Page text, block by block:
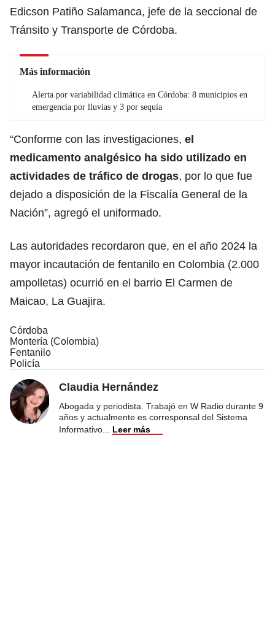
Edicson Patiño Salamanca, jefe de la seccional de
Tránsito y Transporte de Córdoba.
Más información
Alerta por variabilidad climática en Córdoba: 8 municipios en
emergencia por lluvias y 3 por sequía
“Conforme con las investigaciones, el
medicamento analgésico ha sido utilizado en
actividades de tráfico de drogas, por lo que fue
dejado a disposición de la Fiscalía General de la
Nación”, agregó el uniformado.
Las autoridades recordaron que, en el año 2024 la
mayor incautación de fentanilo en Colombia (2.000
ampolletas) ocurrió en el barrio El Carmen de
Maicao, La Guajira.
Córdoba
Montería (Colombia)
Fentanilo
Policía
Claudia Hernández
Abogada y periodista. Trabajó en W Radio durante 9
años y actualmente es corresponsal del Sistema
Informativo
Leer más